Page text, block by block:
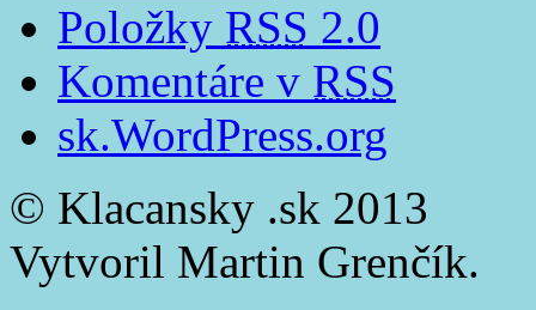
Položky RSS 2.0
Komentáre v RSS
sk.WordPress.org
© Klacansky .sk 2013
Vytvoril Martin Grenčík.